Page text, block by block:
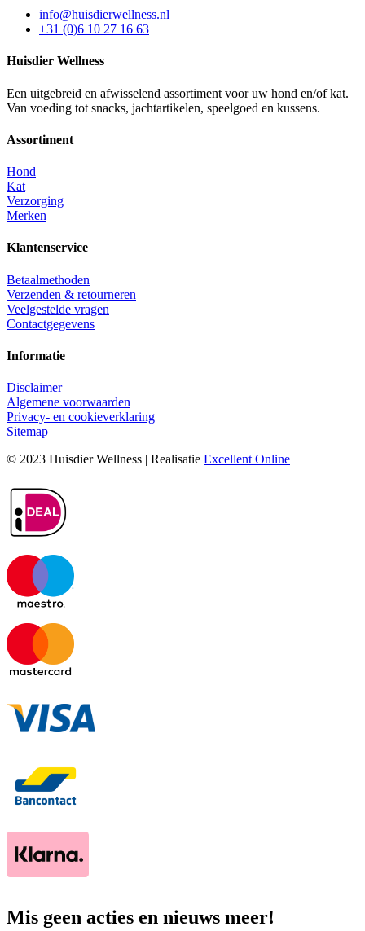
info@huisdierwellness.nl
+31 (0)6 10 27 16 63
Huisdier Wellness
Een uitgebreid en afwisselend assortiment voor uw hond en/of kat.
Van voeding tot snacks, jachtartikelen, speelgoed en kussens.
Assortiment
Hond
Kat
Verzorging
Merken
Klantenservice
Betaalmethoden
Verzenden & retourneren
Veelgestelde vragen
Contactgegevens
Informatie
Disclaimer
Algemene voorwaarden
Privacy- en cookieverklaring
Sitemap
© 2023 Huisdier Wellness | Realisatie Excellent Online
Mis geen acties en nieuws meer!